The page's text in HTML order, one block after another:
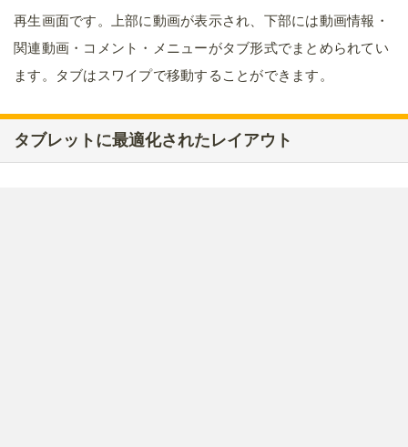
再生画面です。上部に動画が表示され、下部には動画情報・
関連動画・コメント・メニューがタブ形式でまとめられてい
ます。タブはスワイプで移動することができます。
タブレットに最適化されたレイアウト